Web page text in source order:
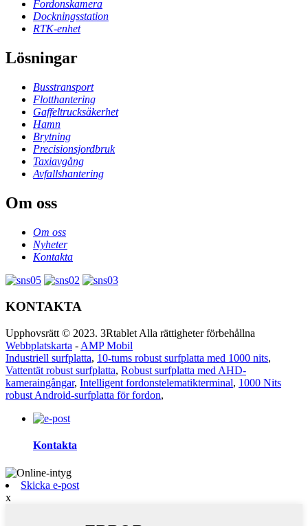
Fordonskamera
Dockningsstation
RTK-enhet
Lösningar
Busstransport
Flotthantering
Gaffeltrucksäkerhet
Hamn
Brytning
Precisionsjordbruk
Taxiavgång
Avfallshantering
Om oss
Om oss
Nyheter
Kontakta
KONTAKTA
Upphovsrätt © 2023. 3Rtablet Alla rättigheter förbehållna
Webbplatskarta - AMP Mobil
Industriell surfplatta, 10-tums robust surfplatta med 1000 nits,
Vattentät robust surfplatta, Robust surfplatta med AHD-
kameraingångar, Intelligent fordonstelematikterminal, 1000 Nits
robust Android-surfplatta för fordon,
Kontakta
Skicka e-post
x